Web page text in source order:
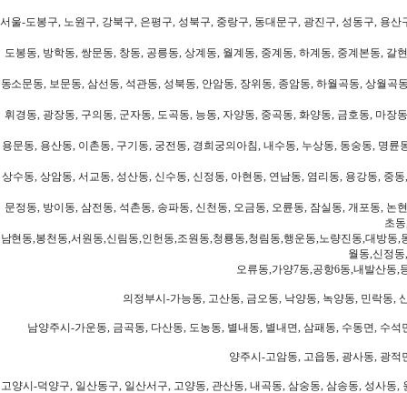
서울-도봉구, 노원구, 강북구, 은평구, 성북구, 중랑구, 동대문구, 광진구, 성동구, 용
도봉동, 방학동, 쌍문동, 창동, 공릉동, 상계동, 월계동, 중계동, 하계동, 중계본동,
동소문동, 보문동, 삼선동, 석관동, 성북동, 안암동, 장위동, 종암동, 하월곡동, 상월
휘경동, 광장동, 구의동, 군자동, 도곡동, 능동, 자양동, 중곡동, 화양동, 금호동, 마
용문동, 용산동, 이촌동, 구기동, 궁전동, 경희궁의아침, 내수동, 누상동, 동숭동, 명
상수동, 상암동, 서교동, 성산동, 신수동, 신정동, 아현동, 연남동, 염리동, 용강동, 중
문정동, 방이동, 삼전동, 석촌동, 송파동, 신천동, 오금동, 오륜동, 잠실동, 개포동,
초
남현동,봉천동,서원동,신림동,인헌동,조원동,청룡동,청림동,행운동,노량진동,대방
월동,신정
오류동,가양7동,공항6동,내발산동,
의정부시-가능동, 고산동, 금오동, 낙양동, 녹양동, 민락동,
남양주시-가운동, 금곡동, 다산동, 도농동, 별내동, 별내면, 삼패동, 수동면, 수
양주시-고암동, 고읍동, 광사동, 광
고양시-덕양구, 일산동구, 일산서구, 고양동, 관산동, 내곡동, 삼숭동, 삼송동, 성사